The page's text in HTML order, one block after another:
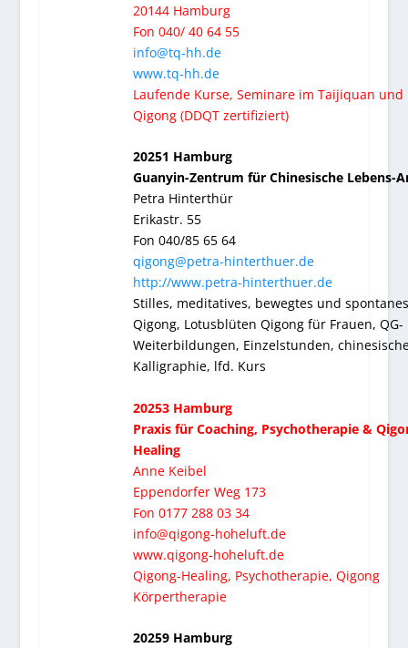
20144 Hamburg
Fon 040/ 40 64 55
info@tq-hh.de
www.tq-hh.de
Laufende Kurse, Seminare im Taijiquan und
Qigong (DDQT zertifiziert)
20251 Hamburg
Guanyin-Zentrum für Chinesische Lebens-
Petra Hinterthür
Erikastr. 55
Fon 040/85 65 64
qigong@petra-hinterthuer.de
http://www.petra-hinterthuer.de
Stilles, meditatives, bewegtes und spontanes
Qigong, Lotusblüten Qigong für Frauen, QG-
Weiterbildungen, Einzelstunden,
Kalligraphie, lfd. Kurs
20253 Hamburg
Praxis für Coaching, Psychotherapie &
Healing
Anne Keibel
Eppendorfer Weg 173
Fon 0177 288 03 34
info@qigong-hoheluft.de
www.qigong-hoheluft.de
Qigong-Healing, Psychotherapie, Qigong
Körpertherapie
20259 Hamburg